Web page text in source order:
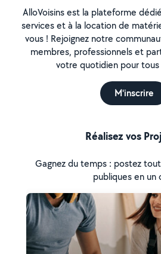
AlloVoisins est la plateforme
services et à la location de
vous ! Rejoignez notre
membres, professionnels et
votre quotidien pour
M'inscrire
Réalisez vos
Gagnez du temps : postez
publiques en un